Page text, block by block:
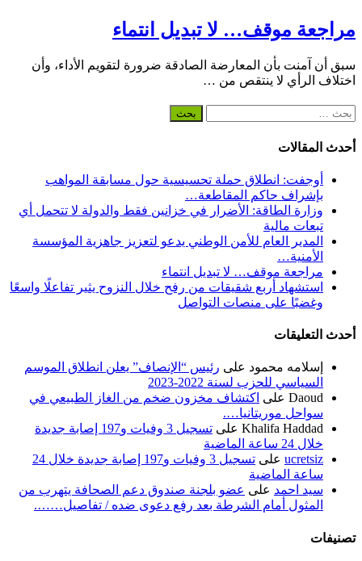
مراجعة موقف… لا تبديل انتماء
سبق أن آمنت بأن المعارضة الصادقة ضرورة لتقويم الأداء، وأن
اختلاف الرأي لا ينتقص من …
البحث
أحدث المقالات
أوجفت: انطلاق حملة تحسيسية حول مسابقة المواهب
بإشراف حاكم المقاطعة…
وزارة الطاقة: الأضرار في خزانين فقط والدولة لا تتحمل أي
تبعات مالية
المدير العام للأمن الوطني يدعو لتعزيز جاهزية المؤسسة
الأمنية…
مراجعة موقف… لا تبديل انتماء
استشهاد أربع شقيقات من رفح خلال النزوح يثير تفاعلًا واسعًا
وغضبًا على منصات التواصل
أحدث التعليقات
إسلامه محمود على رئيس “الإنصاف” يعلن انطلاق الموسم
السياسي للحزب لسنة 2022-2023
Daoud على اكتشاف مخزون ضخم من الغاز الطبيعي في
سواحل موريتانيا….
Khalifa Haddad على
تسجيل 3 وفيات و197 إصابة جديدة
خلال 24 ساعة الماضية
ucretsiz على
تسجيل 3 وفيات و197 إصابة جديدة خلال 24
ساعة الماضية
سيد احمد على عضو بلجنة صندوق دعم الصحافة يتهرب من
المثول أمام الشرطة بعد رفع دعوى ضده / تفاصيل…….
تصنيفات